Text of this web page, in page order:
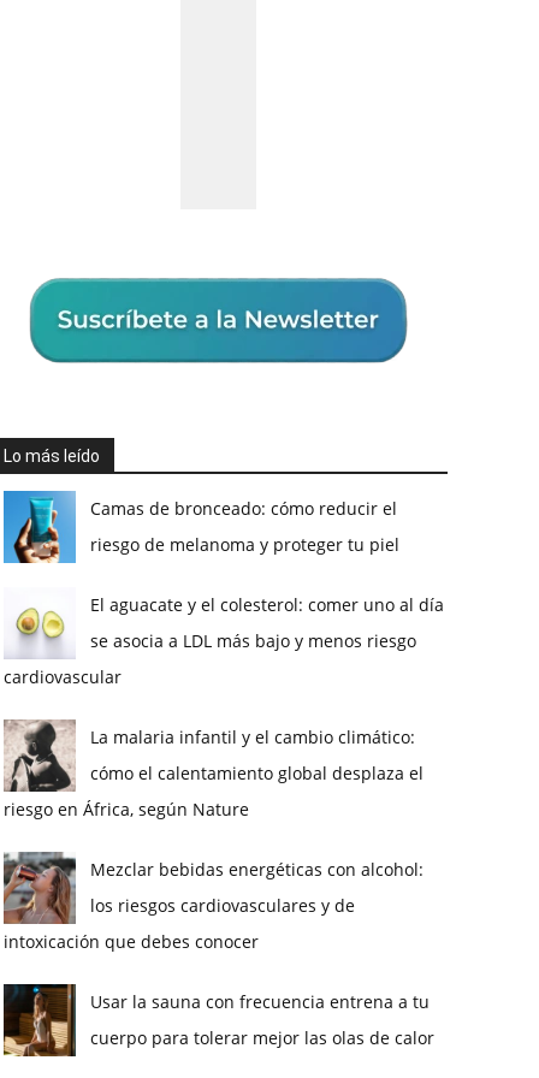
Lo más leído
Camas de bronceado: cómo reducir el
riesgo de melanoma y proteger tu piel
El aguacate y el colesterol: comer uno al día
se asocia a LDL más bajo y menos riesgo
cardiovascular
La malaria infantil y el cambio climático:
cómo el calentamiento global desplaza el
riesgo en África, según Nature
Mezclar bebidas energéticas con alcohol:
los riesgos cardiovasculares y de
intoxicación que debes conocer
Usar la sauna con frecuencia entrena a tu
cuerpo para tolerar mejor las olas de calor